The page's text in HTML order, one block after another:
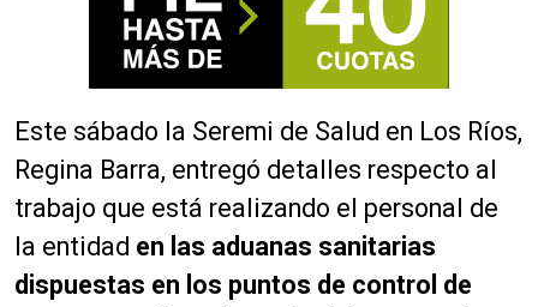
Este sábado la Seremi de Salud en Los Ríos,
Regina Barra, entregó detalles respecto al
trabajo que está realizando el personal de
la entidad en las aduanas sanitarias
dispuestas en los puntos de control de